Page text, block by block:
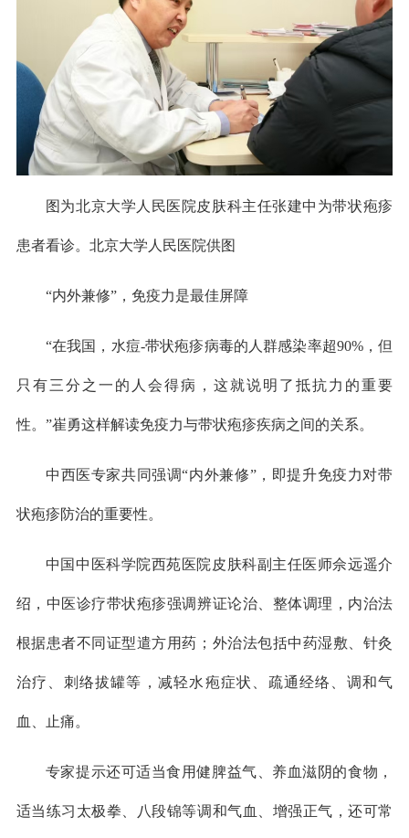
图为北京大学人民医院皮肤科主任张建中为带状疱疹
患者看诊。北京大学人民医院供图
“内外兼修”，免疫力是最佳屏障
“在我国，水痘-带状疱疹病毒的人群感染率超90%，但
只有三分之一的人会得病，这就说明了抵抗力的重要
性。”崔勇这样解读免疫力与带状疱疹疾病之间的关系。
中西医专家共同强调“内外兼修”，即提升免疫力对带
状疱疹防治的重要性。
中国中医科学院西苑医院皮肤科副主任医师佘远遥介
绍，中医诊疗带状疱疹强调辨证论治、整体调理，内治法
根据患者不同证型遣方用药；外治法包括中药湿敷、针灸
治疗、刺络拔罐等，减轻水疱症状、疏通经络、调和气
血、止痛。
专家提示还可适当食用健脾益气、养血滋阴的食物，
适当练习太极拳、八段锦等调和气血、增强正气，还可常